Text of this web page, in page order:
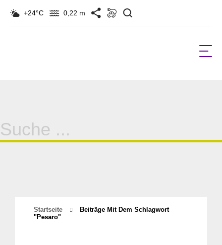
+24°C 0,22 m
Suche
für:
Startseite
Beiträge Mit Dem Schlagwort
"Pesaro"